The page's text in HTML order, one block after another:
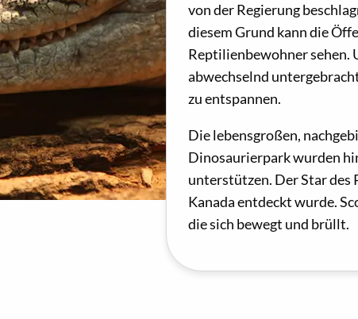
von der Regierung
diesem Grund kann die
Reptilienbewohner sehen.
abwechselnd
zu entspannen.
Die lebensgroßen,
Dinosaurierpark wurden
unterstützen. Der Star des
Kanada entdeckt wurde.
die sich bewegt und brüllt.